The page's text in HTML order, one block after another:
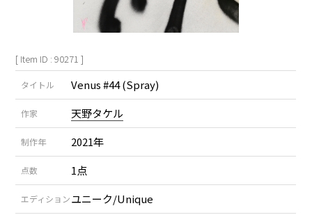
[ Item ID : 90271 ]
タイトル Venus #44 (Spray)
作家 天野タケル
制作年 2021年
点数 1点
エディションユニーク/Unique